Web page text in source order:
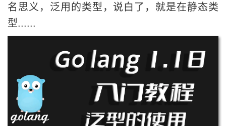
名思义，泛用的类型，说白了，就是在静态类
型......